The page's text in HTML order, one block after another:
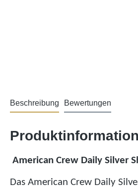
Beschreibung Bewertungen
American Crew Daily Silver
Das American Crew Daily